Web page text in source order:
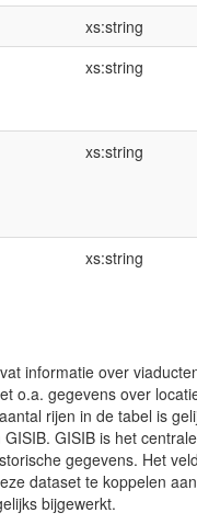
xs:string
xs:string
xs:string
xs:string
informatie over
o.a. gegevens over
rijen in de tabel is
GISIB is het
gegevens. Het
dataset te koppelen
bijgewerkt.